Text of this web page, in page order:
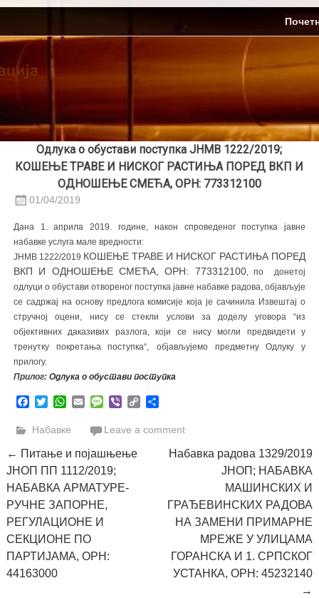
Skip
content
Одлука о обустави поступка ЈНМВ 1222/2019;
КОШЕЊЕ ТРАВЕ И НИСКОГ РАСТИЊА ПОРЕД ВКП И
ОДНОШЕЊЕ СМЕЋА, ОРН: 773312100
01/04/2019
Дана 1. априла 2019. године, након спроведеног поступка јавне
набавке услуга мале вредности:
ЈНМВ 1222/2019 КОШЕЊЕ ТРАВЕ И НИСКОГ РАСТИЊА ПОРЕД
ВКП И ОДНОШЕЊЕ СМЕЋА, ОРН: 773312100, по донетој
одлуци о обустави отвореног поступка јавне набавке радова, објављује
се садржај на основу предлога комисије која је сачинила Извештај о
стручној оцени, нису се стекли услови за доделу уговора “из
објективних даказивих разлога, који се нису могли предвидети у
тренутку покретања поступка“,
објављујемо предметну Одлуку у
прилогу.
Прилог: Одлука о обустави поступка
Facebook
TwitterWhatsApp
EmailMessage
ViberCopy
Набавке Leave a comment
Post
navigation
← Питање и појашњење
ЈНОП ПП 1112/2019;
НАБАВКА АРМАТУРЕ-
РУЧНЕ ЗАПОРНЕ,
РЕГУЛАЦИОНЕ И
СЕКЦИОНЕ ПО
ПАРТИЈАМА, ОРН:
44163000
Набавка радова 1329/2019
ЈНОП; НАБАВКА
МАШИНСКИХ И
ГРАЂЕВИНСКИХ РАДОВА
НА ЗАМЕНИ ПРИМАРНЕ
МРЕЖЕ У УЛИЦАМА
ГОРАНСКА И 1. СРПСКОГ
УСТАНКА, ОРН: 45232140
→